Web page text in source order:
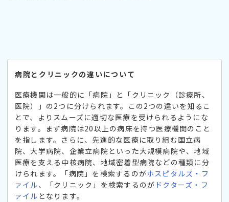
病院とクリニックの違いについて
医療機関は一般的に「病院」と「クリニック（診療所、
医院）」の2つに分けられます。この2つの違いを知るこ
とで、よりスムーズに適切な医療を受けられるようにな
ります。まず病院は20以上の病床を持つ医療機関のこと
を指します。さらに、先進的な医療に取り組む国立病
院、大学病院、企業立病院といった大規模病院や、地域
医療を支える中核病院、地域密着型病院などの種類に分
けられます。「病院」を検索するのがホスピタルズ・フ
ァイル、「クリニック」を検索するのが ドクターズ・フ
ァイル となります。